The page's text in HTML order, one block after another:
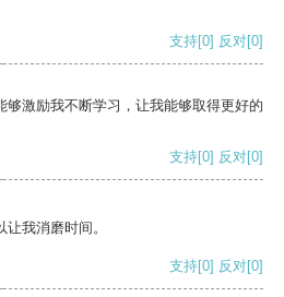
支持[0] 反对[0]
够激励我不断学习，让我能够取得更好的
支持[0] 反对[0]
我消磨时间。
支持[0] 反对[0]